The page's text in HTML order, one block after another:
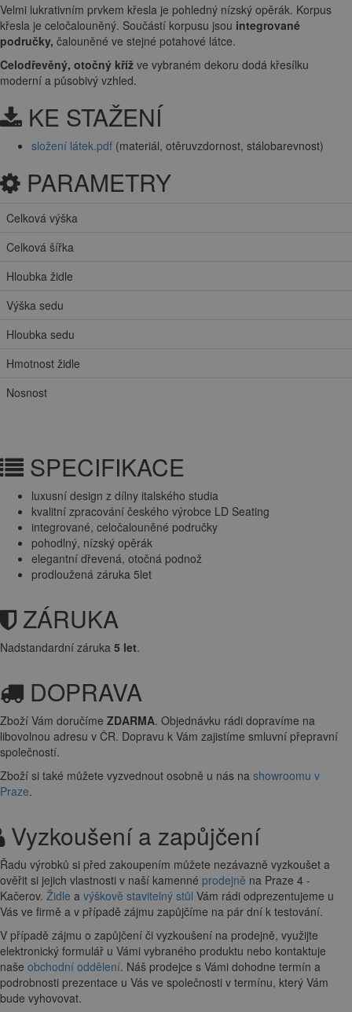
Velmi lukrativním prvkem křesla je pohledný nízský opěrák. Korpus
křesla je celočalouněný. Součástí korpusu jsou integrované
područky, čalouněné ve stejné potahové látce.
Celodřevěný, otočný kříž ve vybraném dekoru dodá křesílku
moderní a působivý vzhled.
KE STAŽENÍ
složení látek.pdf (materiál, otěruvzdornost, stálobarevnost)
PARAMETRY
Celková výška
Celková šířka
Hloubka židle
Výška sedu
Hloubka sedu
Hmotnost židle
Nosnost
SPECIFIKACE
luxusní design z dílny italského studia
kvalitní zpracování českého výrobce LD Seating
integrované, celočalouněné područky
pohodlný, nízský opěrák
elegantní dřevená, otočná podnož
prodloužená záruka 5let
ZÁRUKA
Nadstandardní záruka 5 let.
DOPRAVA
Zboží Vám doručíme ZDARMA. Objednávku rádi dopravíme na
libovolnou adresu v ČR. Dopravu k Vám zajistíme smluvní přepravní
společností.
Zboží si také můžete vyzvednout osobně u nás na showroomu v
Praze.
Vyzkoušení a zapůjčení
Řadu výrobků si před zakoupením můžete nezávazně vyzkoušet a
ověřit si jejich vlastnosti v naší kamenné prodejně na Praze 4 -
Kačerov. Židle a výškově stavitelný stůl Vám rádi odprezentujeme u
Vás ve firmě a v případě zájmu zapůjčíme na pár dní k testování.
V případě zájmu o zapůjčení či vyzkoušení na prodejně, využijte
elektronický formulář u Vámi vybraného produktu nebo kontaktuje
naše obchodní oddělení. Náš prodejce s Vámi dohodne termín a
podrobnosti prezentace u Vás ve společnosti v termínu, který Vám
bude vyhovovat.